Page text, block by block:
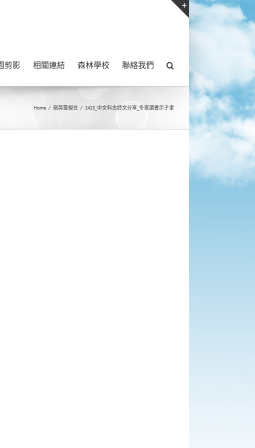
剪影 相關連結 森林學校 聯絡我們
Home / 嶺英電視台 / 2425_中文科古詩文分享_冬夜讀書示子聿
Toggle
Area